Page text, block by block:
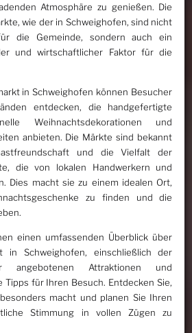
Atmosphäre zu genießen. Die
wie der in Schweighofen, sind nicht
die Gemeinde, sondern auch ein
und wirtschaftlicher Faktor für die
in Schweighofen können Besucher
entdecken, die handgefertigte
Weihnachtsdekorationen und
anbieten. Die Märkte sind bekannt
und die Vielfalt der
die von lokalen Handwerkern und
Dies macht sie zu einem idealen Ort,
zu finden und die
einen umfassenden Überblick über
in Schweighofen, einschließlich der
angebotenen Attraktionen und
Tipps für Ihren Besuch. Entdecken Sie,
macht und planen Sie Ihren
Stimmung in vollen Zügen zu